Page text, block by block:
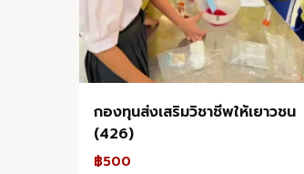
กองทุนส่งเสริมวิชาชีพให้เยาวชน
(426)
฿500